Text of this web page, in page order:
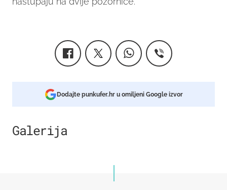
Dodajte punkufer.hr u omiljeni Google izvor
Galerija